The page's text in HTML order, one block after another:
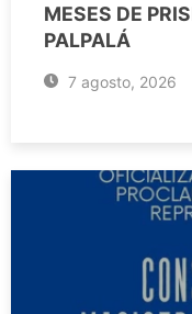
MESES DE
PALPALÁ
7 agosto, 2026